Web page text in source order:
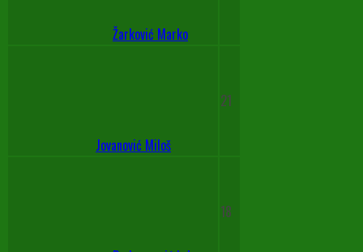
Žarković Marko
Jovanović Miloš
21
18